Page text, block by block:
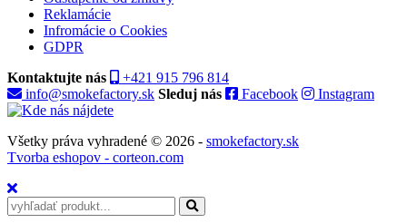
Reklamácie
Infromácie o Cookies
GDPR
Kontaktujte nás
+421 915 796 814
info@smokefactory.sk Sleduj nás Facebook Instagram
Všetky práva vyhradené © 2026 - smokefactory.sk
Tvorba eshopov - corteon.com